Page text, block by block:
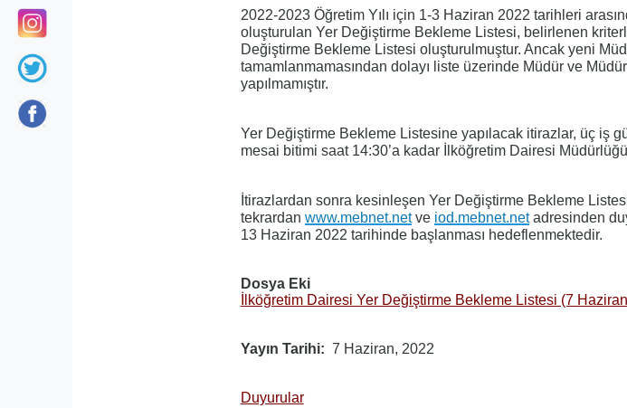
2022-2023 Öğretim Yılı için 1-3 Haziran 2022 tarihleri
oluşturulan Yer Değiştirme Bekleme Listesi, belirlenen
Değiştirme Bekleme Listesi oluşturulmuştur. Ancak yeni
tamamlanmamasından dolayı liste üzerinde Müdür ve
yapılmamıştır.
Yer Değiştirme Bekleme Listesine yapılacak itirazlar, üç iş
mesai bitimi saat 14:30’a kadar İlköğretim Dairesi
İtirazlardan sonra kesinleşen Yer Değiştirme Bekleme
tekrardan www.mebnet.netve iod.mebnet.netadresinden
13 Haziran 2022 tarihinde başlanması hedeflenmektedir.
Dosya Eki
İlköğretim Dairesi Yer Değiştirme Bekleme Listesi (7
Yayın Tarihi 7 Haziran, 2022
Duyurular